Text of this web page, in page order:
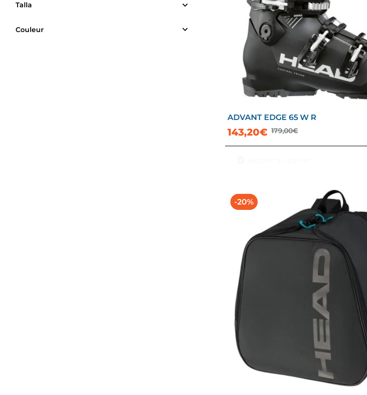
Talla
Couleur
ADVANT EDGE 65 W R
143,20€ 179,00€
-20%